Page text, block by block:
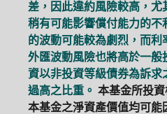
差，因此違約風險較高，尤
稍有可能影響償付能力的不
的波動可能較為劇烈，而利
外匯波動風險也將高於一般
資以非投資等級債券為訴求
過高之比重。 本基金所投資
本基金之淨資產價值均可能